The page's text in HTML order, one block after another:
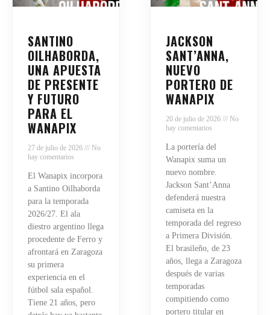
SANTINO
OILHABORDA,
UNA APUESTA
DE PRESENTE
Y FUTURO
PARA EL
WANAPIX
27 de julio de 2026
No
hay comentarios
El Wanapix incorpora
a Santino Oilhaborda
para la temporada
2026/27. El ala
diestro argentino llega
procedente de Ferro y
afrontará en Zaragoza
su primera
experiencia en el
fútbol sala español.
Tiene 21 años, pero
JACKSON
SANT’ANNA,
NUEVO
PORTERO DE
WANAPIX
20 de julio de 2026
No
hay comentarios
La portería del
Wanapix suma un
nuevo nombre.
Jackson Sant’Anna
defenderá nuestra
camiseta en la
temporada del regreso
a Primera División.
El brasileño, de 23
años, llega a Zaragoza
después de varias
temporadas
compitiendo como
portero titular en